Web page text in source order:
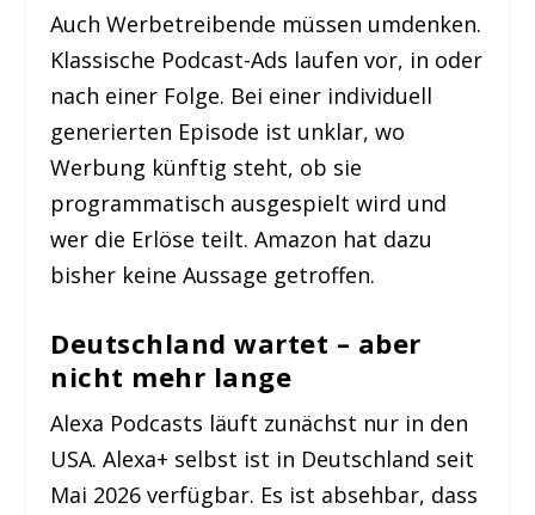
Auch Werbetreibende müssen umdenken.
Klassische Podcast-Ads laufen vor, in oder
nach einer Folge. Bei einer individuell
generierten Episode ist unklar, wo
Werbung künftig steht, ob sie
programmatisch ausgespielt wird und
wer die Erlöse teilt. Amazon hat dazu
bisher keine Aussage getroffen.
Deutschland wartet – aber
nicht mehr lange
Alexa Podcasts läuft zunächst nur in den
USA. Alexa+ selbst ist in Deutschland seit
Mai 2026 verfügbar. Es ist absehbar, dass